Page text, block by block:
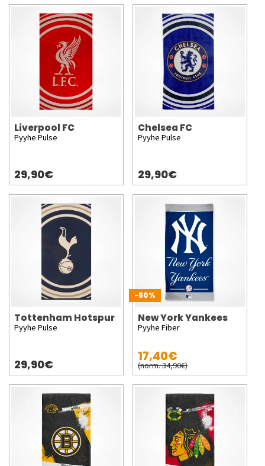
Liverpool FC
Pyyhe Pulse
29,90€
Chelsea FC
Pyyhe Pulse
29,90€
Tottenham Hotspur
Pyyhe Pulse
29,90€
-50%
New York Yankees
Pyyhe Fiber
17,40€
(norm. 34,90€)